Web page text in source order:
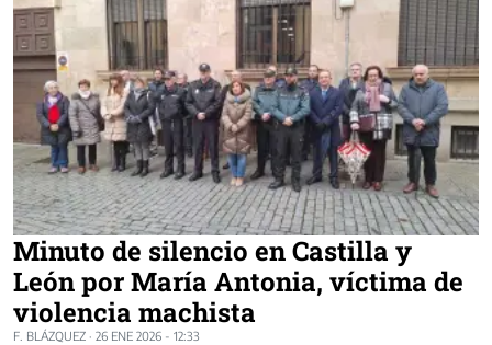
Minuto de silencio en Castilla y
León por María Antonia, víctima de
violencia machista
F. BLÁZQUEZ · 26 ENE 2026 - 12:33